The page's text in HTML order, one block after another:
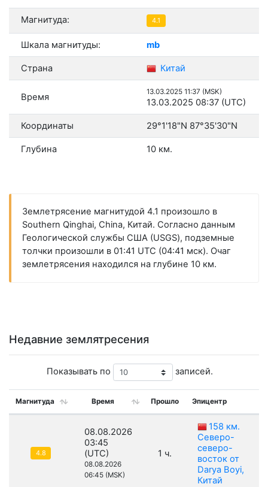
Магнитуда: 4.1
Шкала магнитуды: mb
Страна Китай
Время 13.03.2025 11:37 (MSK)
13.03.2025 08:37 (UTC)
Координаты 29°1'18"N 87°35'30"N
Глубина 10 км.
Землетрясение магнитудой 4.1 произошло в
Southern Qinghai, China, Китай. Согласно данным
Геологической службы США (USGS), подземные
толчки произошли в 01:41 UTC (04:41 мск). Очаг
землетрясения находился на глубине 10 км.
Недавние землятресения
Показывать по записей.
Магнитуда Время Прошло Эпицентр
4.8
08.08.2026
03:45
(UTC)
08.08.2026
06:45 (MSK)
1 ч.
158 км.
Северо-
северо-
восток от
Darya Boyi,
Китай